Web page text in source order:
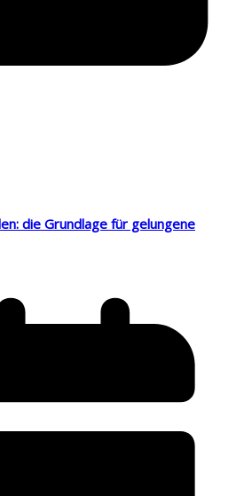
die Grundlage für gelungene